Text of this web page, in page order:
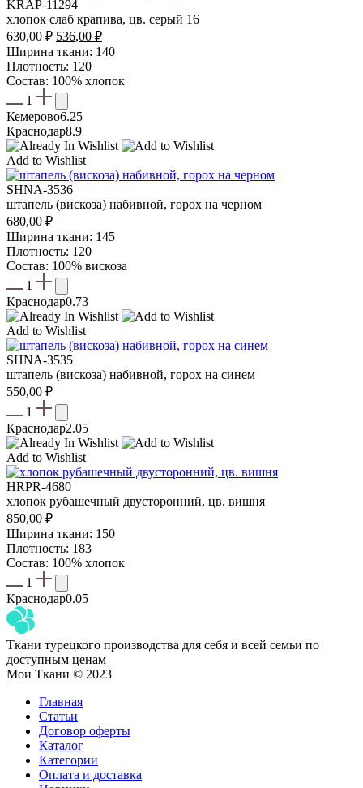
KRAP-11294
хлопок слаб крапива, цв. серый 16
630,00₽ Первоначальная
цена
составляла
630,00 ₽.
536,00 ₽Текущая
цена:
Ширина ткани: 140
Плотность: 120
Состав: 100% хлопок
1
Кемерово6.25
Краснодар8.9
Add to Wishlist
SHNA-3536
штапель (вискоза) набивной, горох на черном
680,00 ₽
Ширина ткани: 145
Плотность: 120
Состав: 100% вискоза
1
Краснодар0.73
Add to Wishlist
SHNA-3535
штапель (вискоза) набивной, горох на синем
550,00 ₽
1
Краснодар2.05
Add to Wishlist
HRPR-4680
хлопок рубашечный двусторонний, цв. вишня
850,00 ₽
Ширина ткани: 150
Плотность: 183
Состав: 100% хлопок
1
Краснодар0.05
Ткани турецкого производства для себя и всей семьи по
доступным ценам
Мои Ткани © 2023
Главная
Статьи
Договор оферты
Каталог
Категории
Оплата и доставка